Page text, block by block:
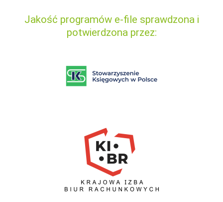
Jakość programów e-file sprawdzona i
potwierdzona przez: